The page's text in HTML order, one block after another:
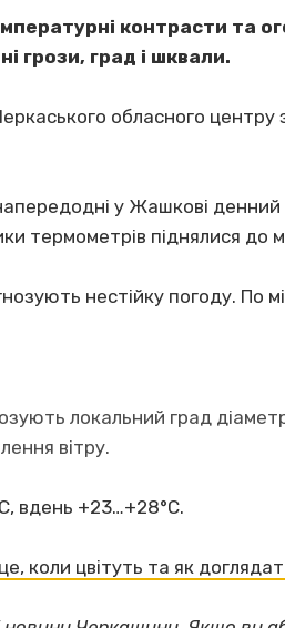
контрасти та
грози, град і шквали.
обласного центру з
у Жашкові
термометрів піднялися до
нестійку погоду. По
локальний град
вітру.
вдень +23…+28°С.
коли цвітуть та як